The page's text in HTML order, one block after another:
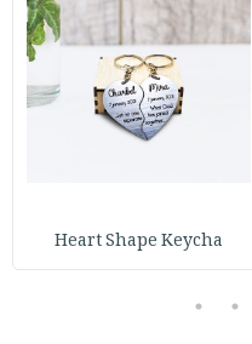
Heart Shape Keycha
4
5